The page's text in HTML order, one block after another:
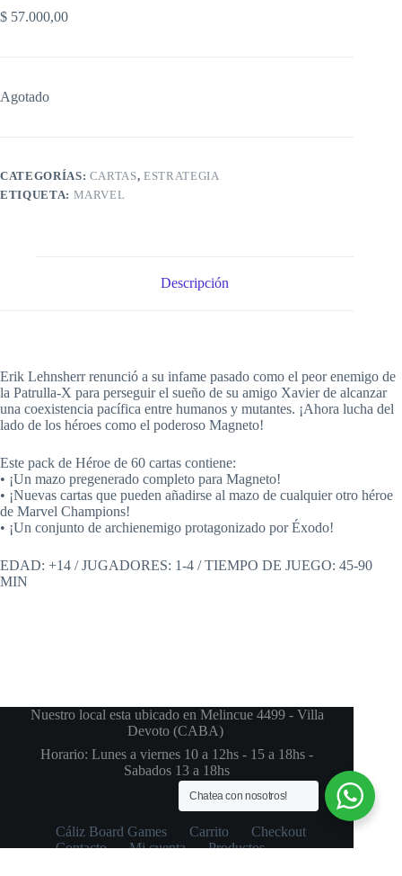
$ 57.000,00
Agotado
CATEGORÍAS: CARTAS,ESTRATEGIA
ETIQUETA: MARVEL
Descripción
Erik Lehnsherr renunció a su infame pasado como el peor enemigo de
la Patrulla-X para perseguir el sueño de su amigo Xavier de alcanzar
una coexistencia pacífica entre humanos y mutantes. ¡Ahora lucha del
lado de los héroes como el poderoso Magneto!
Este pack de Héroe de 60 cartas contiene:
• ¡Un mazo pregenerado completo para Magneto!
• ¡Nuevas cartas que pueden añadirse al mazo de cualquier otro héroe
de Marvel Champions!
• ¡Un conjunto de archienemigo protagonizado por Éxodo!
EDAD: +14 / JUGADORES: 1-4 / TIEMPO DE JUEGO: 45-90
MIN
Nuestro local esta ubicado en Melincue 4499 - Villa
Devoto (CABA)
Horario: Lunes a viernes 10 a 12hs - 15 a 18hs -
Sabados 13 a 18hs
Cáliz Board Games Carrito
Checkout
Contacto
Mi cuenta Productos
Chatea con nosotros!